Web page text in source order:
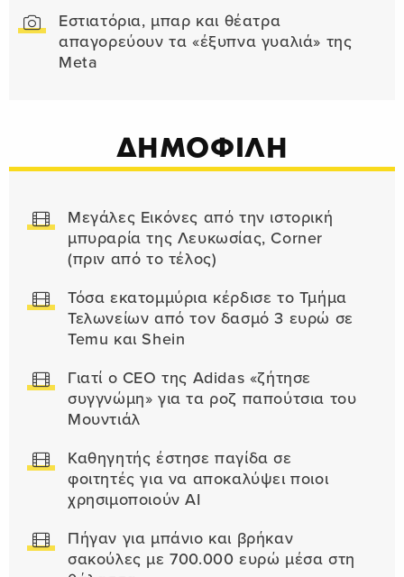
Εστιατόρια, μπαρ και θέατρα
απαγορεύουν τα «έξυπνα γυαλιά» της
Meta
ΔΗΜΟΦΙΛΗ
Μεγάλες Εικόνες από την ιστορική
μπυραρία της Λευκωσίας, Corner
(πριν από το τέλος)
Τόσα εκατομμύρια κέρδισε το Τμήμα
Τελωνείων από τον δασμό 3 ευρώ σε
Temu και Shein
Γιατί ο CEO της Adidas «ζήτησε
συγγνώμη» για τα ροζ παπούτσια του
Μουντιάλ
Καθηγητής έστησε παγίδα σε
φοιτητές για να αποκαλύψει ποιοι
χρησιμοποιούν AI
Πήγαν για μπάνιο και βρήκαν
σακούλες με 700.000 ευρώ μέσα στη